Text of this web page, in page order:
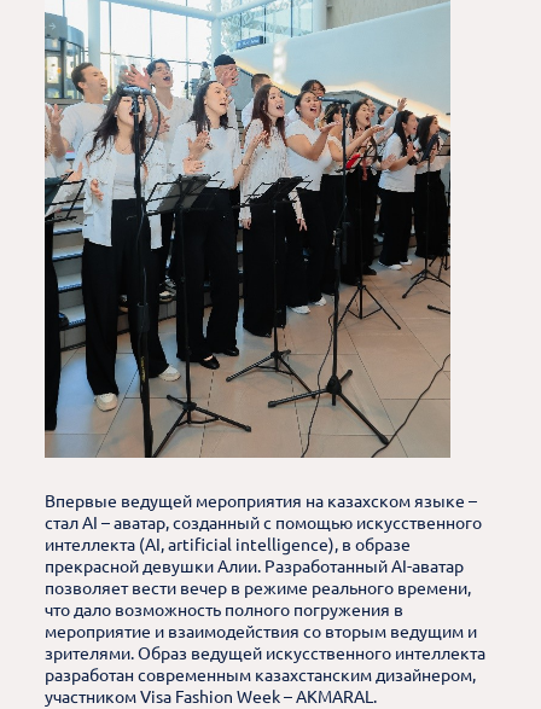
Впервые ведущей мероприятия на казахском языке –
стал AI – аватар, созданный с помощью искусственного
интеллекта (AI, artificial intelligence), в образе
прекрасной девушки Алии. Разработанный AI-аватар
позволяет вести вечер в режиме реального времени,
что дало возможность полного погружения в
мероприятие и взаимодействия со вторым ведущим и
зрителями. Образ ведущей искусственного интеллекта
разработан современным казахстанским дизайнером,
участником Visa Fashion Week – AKMARAL.